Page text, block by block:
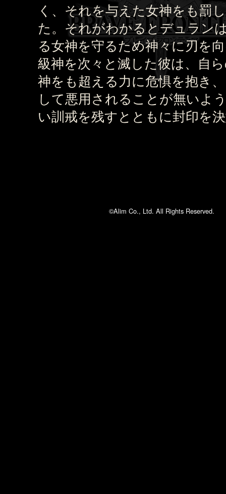
く、それを与えた女神をも罰
た。それがわかるとデュラン
る女神を守るため神々に刃を
級神を次々と滅した彼は、自
神をも超える力に危惧を抱き
して悪用されることが無いよ
い訓戒を残すとともに封印を
©Alim Co., Ltd. All Rights Reserved.